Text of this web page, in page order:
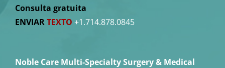
Consulta gratuita
ENVIARTEXTO +1.714.878.0845
Noble Care Multi-Specialty Surgery & Medical